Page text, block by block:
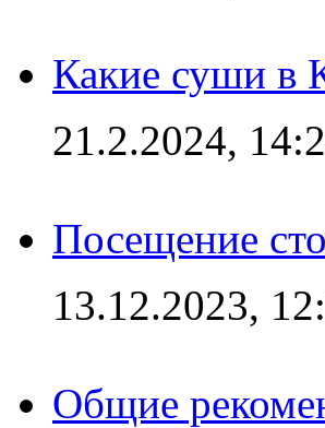
Какие суши в
21.2.2024,
Посещение
13.12.2023,
Общие